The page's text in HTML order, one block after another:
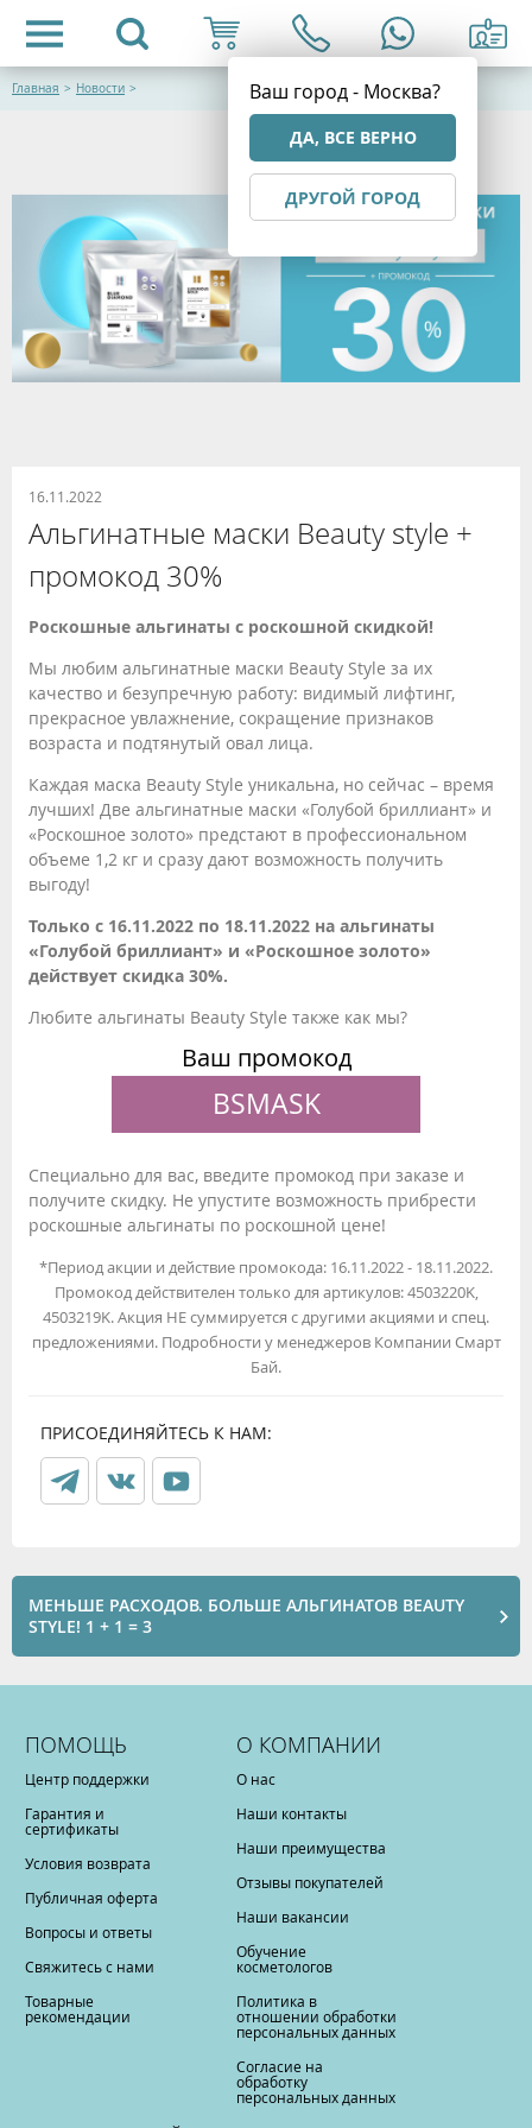
Ваш город - Москва?
ДА, ВСЕ ВЕРНО
ДРУГОЙ ГОРОД
Главная > Новости >
16.11.2022
Альгинатные маски Beauty style +
промокод 30%
Роскошные альгинаты с роскошной скидкой!
Мы любим альгинатные маски Beauty Style за их
качество и безупречную работу: видимый лифтинг,
прекрасное увлажнение, сокращение признаков
возраста и подтянутый овал лица.
Каждая маска Beauty Style уникальна, но сейчас – время
лучших! Две альгинатные маски «Голубой бриллиант» и
«Роскошное золото» предстают в профессиональном
объеме 1,2 кг и сразу дают возможность получить
выгоду!
Только с 16.11.2022 по 18.11.2022 на альгинаты
«Голубой бриллиант» и «Роскошное золото»
действует скидка 30%.
Любите альгинаты Beauty Style также как мы?
Ваш промокод
BSMASK
Специально для вас, введите промокод при заказе и
получите скидку. Не упустите возможность прибрести
роскошные альгинаты по роскошной цене!
*Период акции и действие промокода: 16.11.2022 - 18.11.2022.
Промокод действителен только для артикулов: 4503220K,
4503219K. Акция НЕ суммируется с другими акциями и спец.
предложениями. Подробности у менеджеров Компании Смарт
Бай.
ПРИСОЕДИНЯЙТЕСЬ К НАМ:
МЕНЬШЕ РАСХОДОВ. БОЛЬШЕ АЛЬГИНАТОВ BEAUTY
STYLE! 1 + 1 = 3
ПОМОЩЬ
Центр поддержки
Гарантия и
сертификаты
Условия возврата
Публичная оферта
Вопросы и ответы
Свяжитесь с нами
Товарные
рекомендации
О КОМПАНИИ
О нас
Наши контакты
Наши преимущества
Отзывы покупателей
Наши вакансии
Обучение
косметологов
Политика в
отношении обработки
персональных данных
Согласие на
обработку
персональных данных